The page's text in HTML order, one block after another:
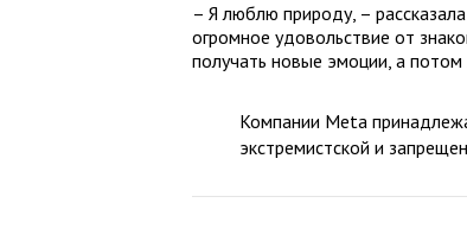
– Я люблю природу, –
огромное удовольствие от
получать новые эмоции, а
Компании Meta
экстремистской и